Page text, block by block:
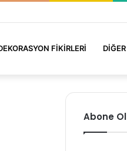
FIKIRLERI DIĞER
Abone Ol